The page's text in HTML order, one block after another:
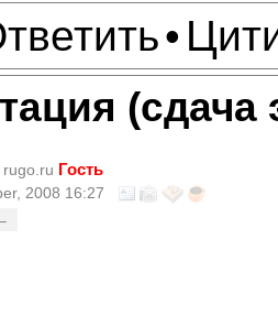
•
(сдача
rugo.ru Гость
2008 16:27